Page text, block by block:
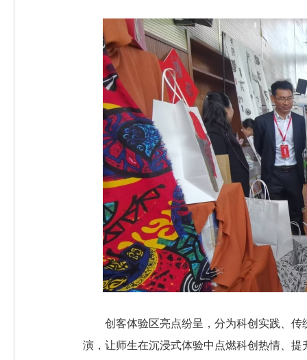
创客体验区亮点纷呈，分为科创实践、
演，让师生在沉浸式体验中点燃科创热情、